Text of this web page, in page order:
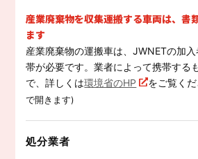
産業廃棄物を収集運搬する車両は、書
ます
産業廃棄物の運搬車は、JWNETの加
帯が必要です。業者によって携帯する
で、詳しくは環境省のHP をご覧くだ
で開きます)
処分業者